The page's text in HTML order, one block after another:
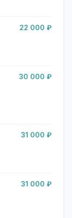
22 000 ₽
30 000 ₽
31 000 ₽
31 000 ₽